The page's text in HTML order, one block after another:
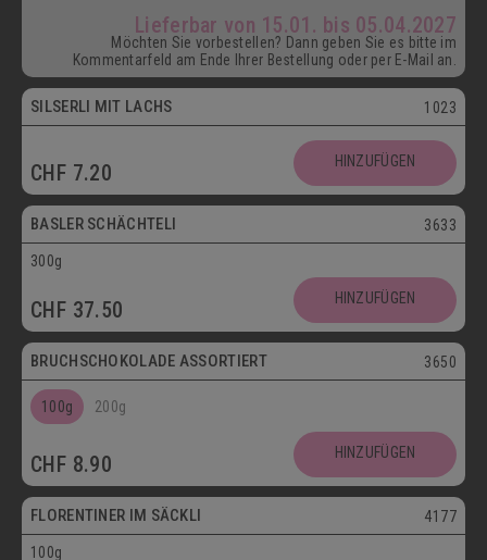
Lieferbar von 15.01. bis 05.04.2027
Möchten Sie vorbestellen? Dann geben Sie es bitte im
Kommentarfeld am Ende Ihrer Bestellung oder per E-Mail an.
SILSERLI MIT LACHS 1023
CHF 7.20 HINZUFÜGEN
Postversand
BASLER SCHÄCHTELI 3633
300g
CHF 37.50 HINZUFÜGEN
Postversand
BRUCHSCHOKOLADE ASSORTIERT 3650
100g 200g
CHF 8.90 HINZUFÜGEN
Postversand
FLORENTINER IM SÄCKLI 4177
100g